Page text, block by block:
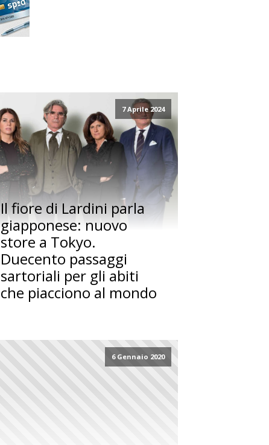
7 Aprile 2024
Il fiore di Lardini parla
giapponese: nuovo
store a Tokyo.
Duecento passaggi
sartoriali per gli abiti
che piacciono al mondo
6 Gennaio 2020